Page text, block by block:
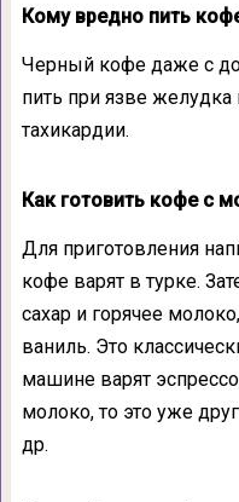
Кому вредно пить
Черный кофе даже с
пить при язве желудка
тахикардии.
Как готовить кофе с
Для приготовления
кофе варят в турке.
сахар и горячее
ваниль. Это
машине варят
молоко, то это уже
др.